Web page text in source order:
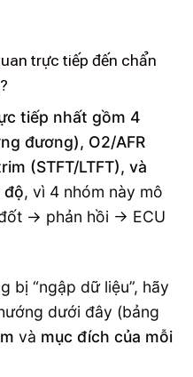
trực tiếp đến chẩn
tiếp nhất gồm 4
đương), O2/AFR
(STFT/LTFT), và
độ, vì 4 nhóm này mô
→ phản hồi → ECU
bị “ngập dữ liệu”, hãy
dưới đây (bảng
và mục đích của mỗi